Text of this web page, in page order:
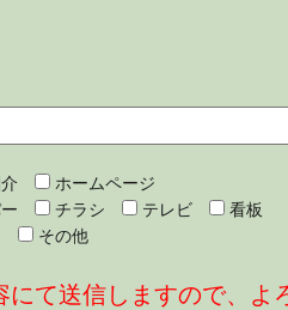
ホームページ
チラシ テレビ
看板
その他
て送信しますので、よ